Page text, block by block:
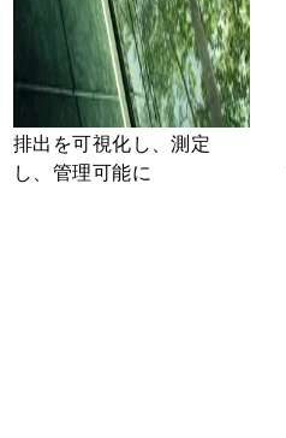
排出を可視化し、測定
し、管理可能に